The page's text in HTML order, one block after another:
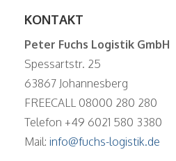
KONTAKT
Peter Fuchs Logistik GmbH
Spessartstr. 25
63867 Johannesberg
FREECALL 08000 280 280
Telefon +49 6021 580 3380
Mail: info@fuchs-logistik.de